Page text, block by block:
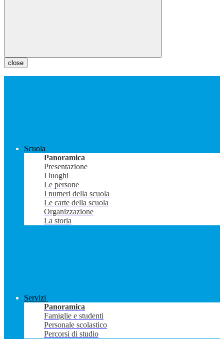
close
Scuola
Panoramica
Presentazione
I luoghi
Le persone
I numeri della scuola
Le carte della scuola
Organizzazione
La storia
Servizi
Panoramica
Famiglie e studenti
Personale scolastico
Percorsi di studio